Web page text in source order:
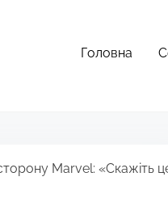
Головна
Marvel: «Скажіть